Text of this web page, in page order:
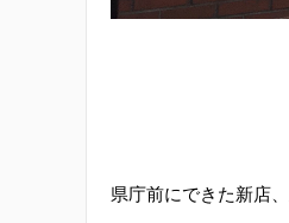
県庁前にできた新店